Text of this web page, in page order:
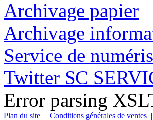
Archivage papier
Archivage
Service de
Twitter SC
Error parsing
Plan du site | Conditions générales de ventes |